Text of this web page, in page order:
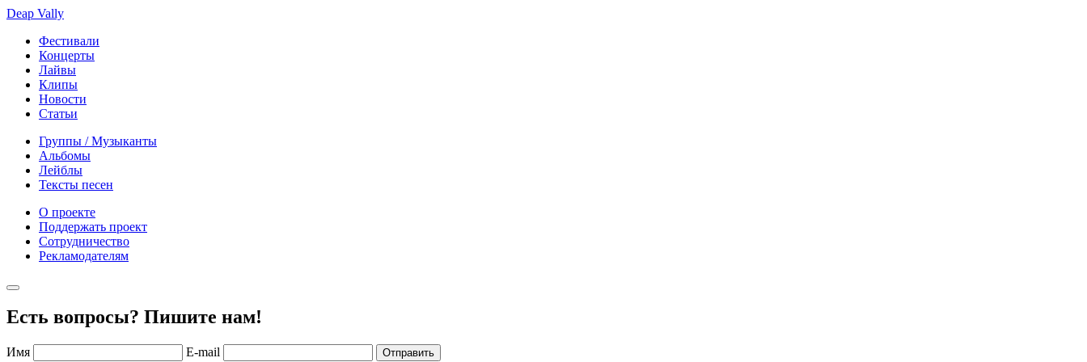
Deap Vally
Фестивали
Концерты
Лайвы
Клипы
Новости
Статьи
Группы / Музыканты
Альбомы
Лейблы
Тексты песен
О проекте
Поддержать проект
Сотрудничество
Рекламодателям
Есть вопросы? Пишите нам!
Имя E-mail